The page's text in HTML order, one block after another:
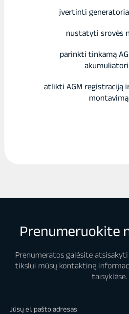
įvertinti
nustatyti srovės
parinkti tinkamą
atlikti AGM registraciją
Prenumeruokite
Prenumeratos galėsite
tikslui mūsų kontaktinę
taisyklėse.